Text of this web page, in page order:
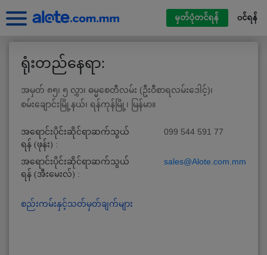
မှတ်ပုံတင်ရန် ၀င်ရန်
ရုံးတည်နေရာ:
အမှတ် ၈၅၊ ၅ လွှာ၊ ဓမ္မစေတီလမ်း (ဦးဝီစာရလမ်းဒေါင့်)၊
စမ်းချောင်းမြို့နယ်၊ ရန်ကုန်မြို့၊ မြန်မာ။
အရောင်းပိုင်းဆိုင်ရာဆက်သွယ်
ရန် (ဖုန်း) :
099 544 591 77
အရောင်းပိုင်းဆိုင်ရာဆက်သွယ်
ရန် (အီးမေးလ်) :
sales@Alote.com.mm
စည်းကမ်းနှင့်သတ်မှတ်ချက်များ